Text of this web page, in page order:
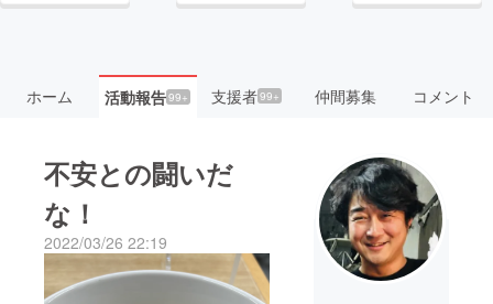
ホーム 活動報告99+ 支援者99+ 仲間募集 コメント
不安との闘いだ
な！
2022/03/26 22:19